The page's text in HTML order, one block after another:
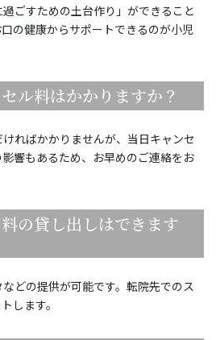
ごすための土台作り」ができること
の健康からサポートできるのが小児
ル料はかかりますか？
ればかかりませんが、当日キャンセ
響もあるため、お早めのご連絡をお
の貸し出しはできます
どの提供が可能です。転院先でのス
します。